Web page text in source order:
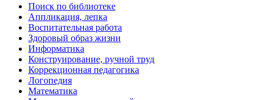
Поиск по библиотеке
Аппликация, лепка
Воспитательная работа
Здоровый образ жизни
Информатика
Конструирование, ручной труд
Коррекционная педагогика
Логопедия
Математика